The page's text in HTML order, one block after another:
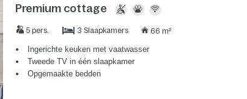
Premium cottage
5 pers. 3 Slaapkamers 66 m²
Ingerichte keuken met vaatwasser
Tweede TV in één slaapkamer
Opgemaakte bedden